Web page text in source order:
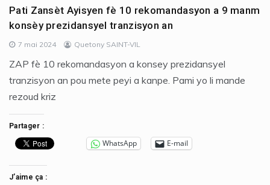
Pati Zansèt Ayisyen fè 10 rekomandasyon a 9 manm
konsèy prezidansyel tranzisyon an
7 mai 2024 Quetony SAINT-VIL
ZAP fè 10 rekomandasyon a konsey prezidansyel
tranzisyon an pou mete peyi a kanpe. Pami yo li mande
rezoud kriz
Partager :
WhatsApp E-mail
J’aime ça :